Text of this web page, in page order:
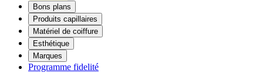
Bons plans
Produits capillaires
Matériel de coiffure
Esthétique
Marques
Programme fidelité